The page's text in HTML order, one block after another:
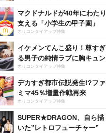
マクドナルドが40年にわたり
支える「小学生の甲子園」
オリコンタイアップ特集
イケメンてんこ盛り！尊すぎ
る男子の純情ラブに胸キュン
オリコンタイアップ特集
デカすぎ都市伝説発生!?ファ
ミマ45％増量作戦再来
オリコンタイアップ特集
SUPER★DRAGON、自ら描
いた”レトロフューチャー”